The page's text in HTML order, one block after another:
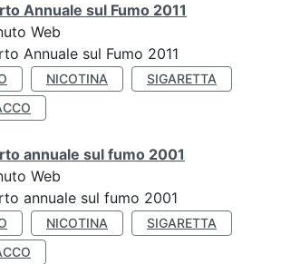
Annuale sul Fumo 2011
Web
Annuale sul Fumo 2011
NICOTINA
SIGARETTA
annuale sul fumo 2001
Web
annuale sul fumo 2001
NICOTINA
SIGARETTA